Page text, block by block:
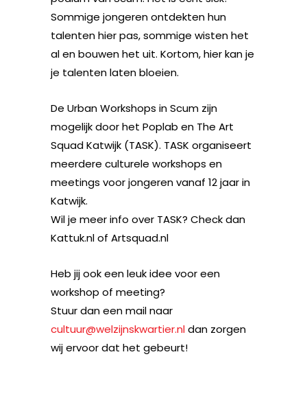
Sommige jongeren ontdekten hun
talenten hier pas, sommige wisten het
al en bouwen het uit. Kortom, hier kan je
je talenten laten bloeien.
De Urban Workshops in Scum zijn
mogelijk door het Poplab en The Art
Squad Katwijk (TASK). TASK organiseert
meerdere culturele workshops en
meetings voor jongeren vanaf 12 jaar in
Katwijk.
Wil je meer info over TASK? Check dan
Kattuk.nl of Artsquad.nl
Heb jij ook een leuk idee voor een
workshop of meeting?
Stuur dan een mail naar
cultuur@welzijnskwartier.nldan zorgen
wij ervoor dat het gebeurt!